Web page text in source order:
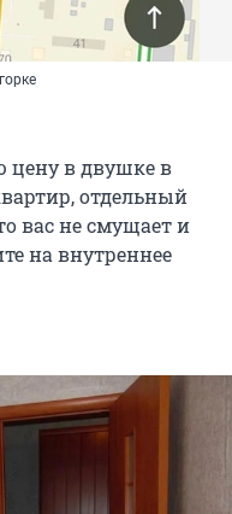
цену в двушке в
отдельный
вас не смущает и
на внутреннее